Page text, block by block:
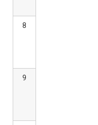
8
9